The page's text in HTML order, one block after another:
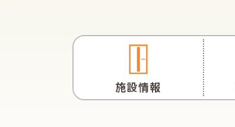
施設情報